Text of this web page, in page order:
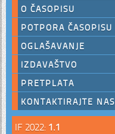
O ČASOPISU
POTPORA ČASOPISU
OGLAŠAVANJE
IZDAVAŠTVO
PRETPLATA
KONTAKTIRAJTE NAS
IF 2022: 1.1